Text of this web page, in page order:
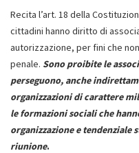
Recita l’art. 18 della
cittadini hanno diritto di
autorizzazione, per fini che
penale. Sono proibite le
perseguono, anche
organizzazioni di carattere
le formazioni sociali che
organizzazione e tendenziale
riunione.